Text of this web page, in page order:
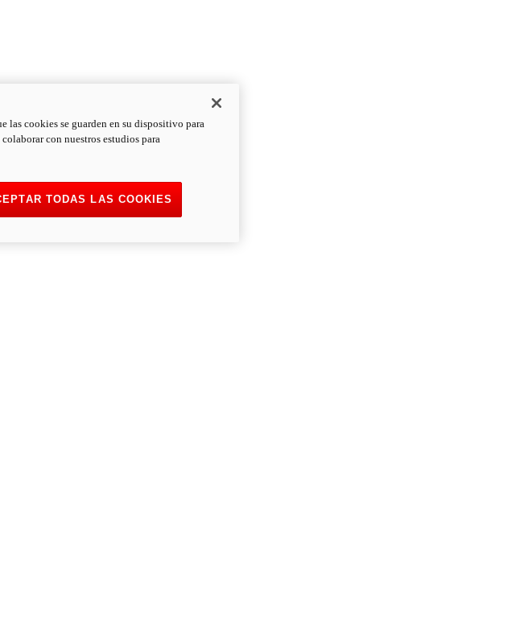
las cookies se guarden en su dispositivo para
con nuestros estudios para
TODAS LAS COOKIES